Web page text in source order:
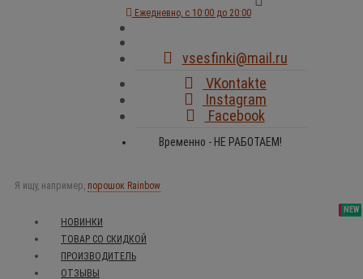
Ежедневно, с 10:00 до 20:00
vsesfinki@mail.ru
VKontakte
Instagram
Facebook
Временно - НЕ РАБОТАЕМ!
Я ищу, например, порошок Rainbow
NEW
НОВИНКИ
SALE
ТОВАР СО СКИДКОЙ
NEW
ПРОИЗВОДИТЕЛЬ
NEW
ОТЗЫВЫ